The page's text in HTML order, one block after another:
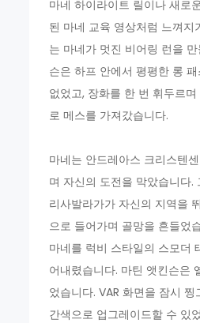
마네 하이라이트 릴이나 새로
된 마네 교육 영상처럼 느껴지
는 마네가 멋진 비어링 런을
슨은 하프 안에서 평평한 롱
없었고, 장화를 한 번 휘두르
로 메스를 가져갔습니다.
마네는 안드레아스 크리스텐
며 자신의 도전을 막았습니다.
리사발라가가 자신의 지역을
으로 들어가며 골망을 흔들었
마네를 럭비 스타일의 스모더
어내렸습니다. 마틴 앳킨슨은
었습니다. VAR 화면을 잠시
간색으로 업그레이드할 수 있